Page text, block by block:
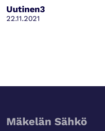
Uutinen3
22.11.2021
Mäkelän Sähkö